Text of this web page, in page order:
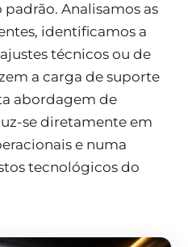
Analisamos as
identificamos a
técnicos ou de
a carga de suporte
abordagem de
se diretamente em
e numa
tecnológicos do